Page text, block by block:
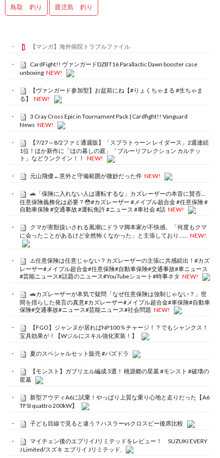
鳥取 釣り 鹿児島 釣り
【マンガ】海外病院トラブルファイル
CardFight!! ヴァンガードDZBT16 Parallactic Dawn booster case
unboxing NEW!
【ヴァンガード参加型】お盆前にね【#りょくちゃまる #生ちゃま
る】
NEW!
3 Cray Cross Epic in Tournament Pack | Cardfight!! Vanguard
News NEW!
【7/27～8/2ファミ通週販】「スプラトゥーン レイダース」2週連続
1位！ほか新作に「ほの暮しの庭」「ブルーリフレクション カルテッ
ト」などランクイン！！
NEW!
元山飛優←意外と守備範囲が微妙だった件 NEW!
🚗「保険に入れない人は運転するな」カズレーザーの本音に賛否…
任意保険義務化は必要？😳#カズレーザー #メイプル超合金 #任意保険 #
自動車保険 #交通事故 #運転免許 #ニュース #車社会 #話 NEW!
クマが害獣扱いされる風潮にドラマ脚本家が不快感、「何度もクマ
に会ったことがあるけど全然怖くなかった」と主張しており……
NEW!
⚠️任意保険は任意じゃない？カズレーザーの主張に共感続出！#カズ
レーザー#メイプル超合金#任意保険#自動車保険#交通事故#車ニュース
#芸能ニュース#話題のニュース#YouTubeショート#時事ネタ NEW!
🚗カズレーザーが本気で疑問「なぜ任意保険は強制じゃない？」世
間を揺らした発言の真意#カズレーザー#メイプル超合金#車保険#自動車
保険#交通事故#ニュース#芸能ニュース#社会問題 NEW!
【FGO】ジャンヌが居ればNP100％チャージ！？でもシャンクス！
宝具効果が！【Wジルにスキル強化実装！】
夏のスペシャルセット販売 #パズドラ
【モンスト】ガブリエル編成 3選！ 桃源郷の星墓 #モンスト #破壊の
星墓
新型アウディA6に試乗！やっぱり上質な乗り心地と走りだった【A6
TFSI quattro 200kW】
子ども目線で見ると違う？ハスラーvsクロスビー後席比較
マイチェン後のエブリイJリミテッドをレビュー！ SUZUKI EVERY
J Limited/スズキ エブリイ Jリミテッド,